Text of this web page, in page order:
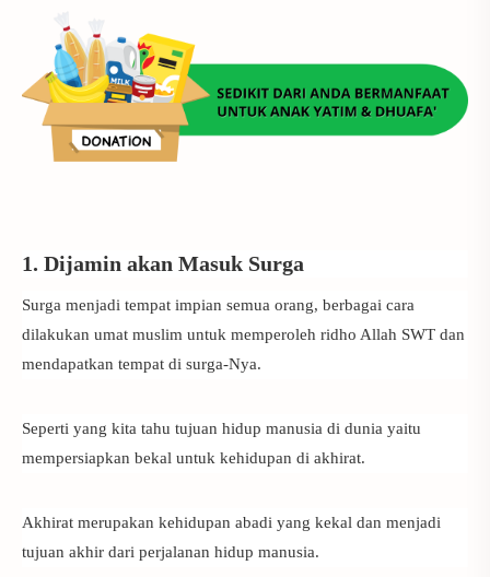
1. Dijamin akan Masuk Surga
Surga menjadi tempat impian semua orang, berbagai cara
dilakukan umat muslim untuk memperoleh ridho Allah SWT dan
mendapatkan tempat di surga-Nya.
Seperti yang kita tahu tujuan hidup manusia di dunia yaitu
mempersiapkan bekal untuk kehidupan di akhirat.
Akhirat merupakan kehidupan abadi yang kekal dan menjadi
tujuan akhir dari perjalanan hidup manusia.